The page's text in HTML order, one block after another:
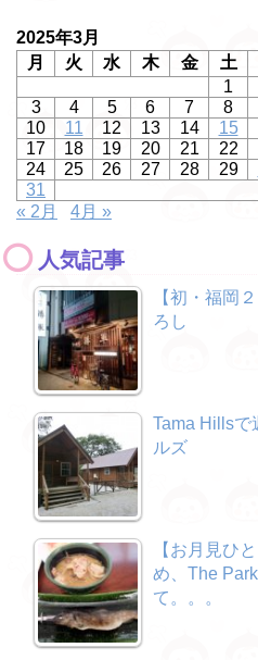
2025年3月
月
火 水 木 金 土
1
3
4 5 6 7 8
10
11 12 13 14 15
17
18 19 20 21 22
24
25 26 27 28 29
31
« 2月
4月 »
人気記事
【初・福岡
ろし
Tama Hills
ルズ
【お月見ひ
め、The
て。。。